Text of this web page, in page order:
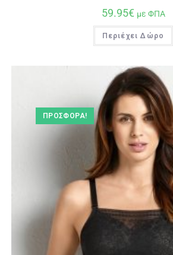
59.95€ με ΦΠΑ
Περιέχει Δώρο
ΠΡΟΣΦΟΡΆ!